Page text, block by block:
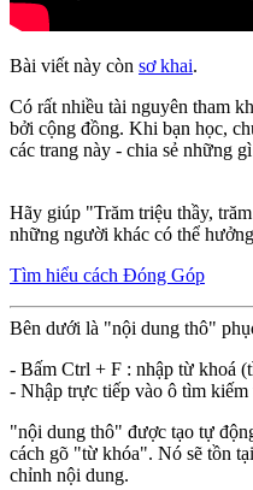
Bài viết này còn sơ khai.
Có rất nhiều tài nguyên tham
bởi cộng đồng. Khi bạn học,
các trang này - chia sẻ những
Hãy giúp "Trăm triệu thầy,
những người khác có thể
Tìm hiểu cách Đóng Góp
Bên dưới là "nội dung thô"
- Bấm Ctrl + F : nhập từ khoá
- Nhập trực tiếp vào ô tìm
"nội dung thô" được tạo tự
cách gõ "từ khóa". Nó sẽ tồn
chỉnh nội dung.